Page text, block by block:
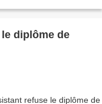
diplôme de